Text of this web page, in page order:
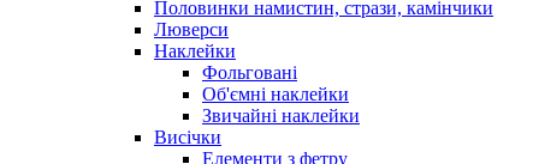
Половинки намистин, стрази, камінчики
Люверси
Наклейки
Фольговані
Об'ємні наклейки
Звичайні наклейки
Висічки
Елементи з фетру